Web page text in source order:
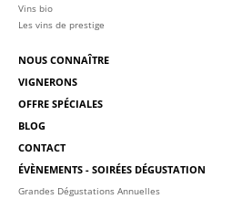
Vins bio
Les vins de prestige
NOUS CONNAÎTRE
VIGNERONS
OFFRE SPÉCIALES
BLOG
CONTACT
ÉVÈNEMENTS - SOIRÉES DÉGUSTATION
Grandes Dégustations Annuelles